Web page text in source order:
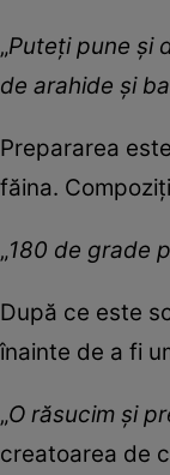
„Puteți pune și
de arahide și
Prepararea
făina.
„180 de grade
După ce este
înainte de a fi
„O răsucim și
creatoarea de